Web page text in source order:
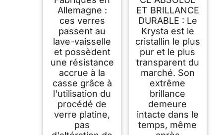
Allemagne :
ces verres
passent au
lave-vaisselle
et possèdent
une résistance
accrue à la
casse grâce à
l'utilisation du
procédé de
verre platine,
pas
ET BRILLANCE
DURABLE : Le
Krysta est le
cristallin le plus
pur et le plus
transparent du
marché. Son
extrême
brillance
demeure
intacte dans le
temps, même